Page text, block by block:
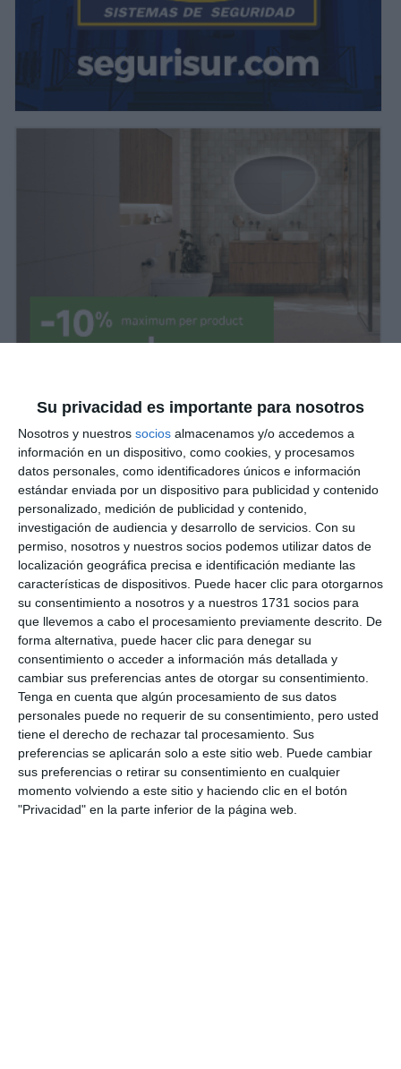
Su privacidad es importante para nosotros
Nosotros y nuestros socios almacenamos y/o accedemos a
información en un dispositivo, como cookies, y procesamos
datos personales, como identificadores únicos e información
estándar enviada por un dispositivo para publicidad y contenido
personalizado, medición de publicidad y contenido,
investigación de audiencia y desarrollo de servicios. Con su
permiso, nosotros y nuestros socios podemos utilizar datos de
localización geográfica precisa e identificación mediante las
características de dispositivos. Puede hacer clic para otorgarnos
su consentimiento a nosotros y a nuestros 1731 socios para
que llevemos a cabo el procesamiento previamente descrito. De
forma alternativa, puede hacer clic para denegar su
consentimiento o acceder a información más detallada y
cambiar sus preferencias antes de otorgar su consentimiento.
Tenga en cuenta que algún procesamiento de sus datos
personales puede no requerir de su consentimiento, pero usted
tiene el derecho de rechazar tal procesamiento. Sus
preferencias se aplicarán solo a este sitio web. Puede cambiar
sus preferencias o retirar su consentimiento en cualquier
momento volviendo a este sitio y haciendo clic en el botón
"Privacidad" en la parte inferior de la página web.